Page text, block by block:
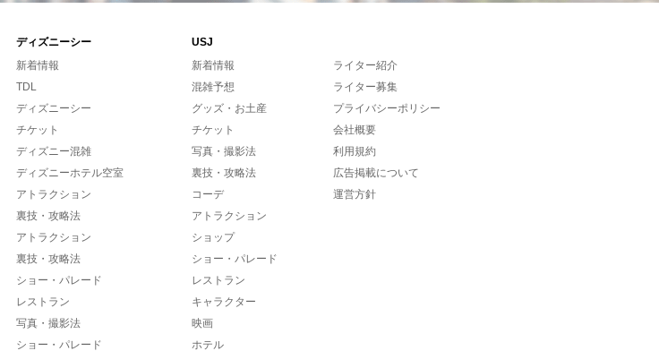
ディズニーシー
USJ
新着情報
TDL
ディズニーシー
チケット
ディズニー混雑
ディズニーホテル空室
アトラクション
裏技・攻略法
アトラクション
裏技・攻略法
ショー・パレード
レストラン
写真・撮影法
ショー・パレード
新着情報
混雑予想
グッズ・お土産
チケット
写真・撮影法
裏技・攻略法
コーデ
アトラクション
ショップ
ショー・パレード
レストラン
キャラクター
映画
ホテル
ライター紹介
ライター募集
プライバシーポリシー
会社概要
利用規約
広告掲載について
運営方針